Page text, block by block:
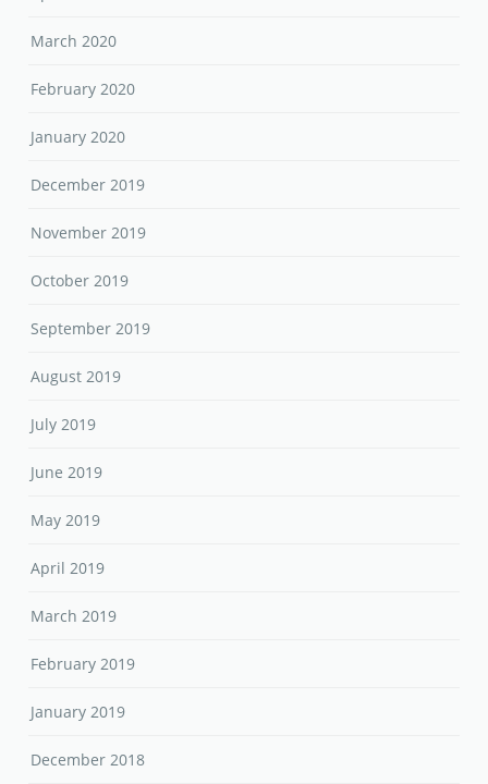
March 2020
February 2020
January 2020
December 2019
November 2019
October 2019
September 2019
August 2019
July 2019
June 2019
May 2019
April 2019
March 2019
February 2019
January 2019
December 2018